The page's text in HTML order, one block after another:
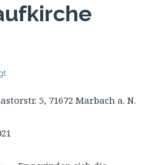
5, 71672 Marbach a. N.